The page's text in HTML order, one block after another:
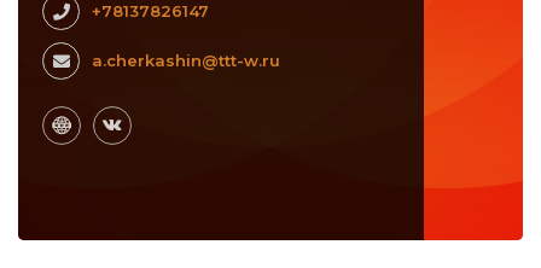
+78137826147
a.cherkashin@ttt-w.ru